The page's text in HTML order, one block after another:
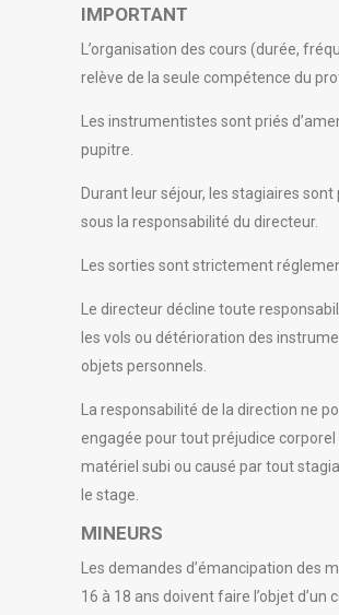
IMPORTANT
L’organisation des cours (durée,
relève de la seule compétence du
Les instrumentistes sont priés
pupitre.
Durant leur séjour, les stagiaires sont
sous la responsabilité du directeur.
Les sorties sont strictement
Le directeur décline toute
les vols ou détérioration des
objets personnels.
La responsabilité de la direction ne
engagée pour tout préjudice corporel
matériel subi ou causé par tout
le stage.
MINEURS
Les demandes d’émancipation des
16 à 18 ans doivent faire l’objet d’un